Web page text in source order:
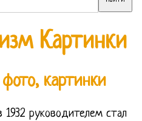
Картинки
картинки
1932 руководителем стал